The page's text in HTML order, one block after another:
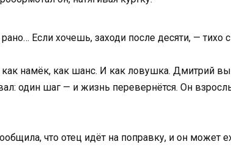
Если хочешь, заходи после десяти, — тихо
как намёк, как шанс. И как ловушка. Дмитрий
один шаг — и жизнь перевернётся. Он
что отец идёт на поправку, и он может